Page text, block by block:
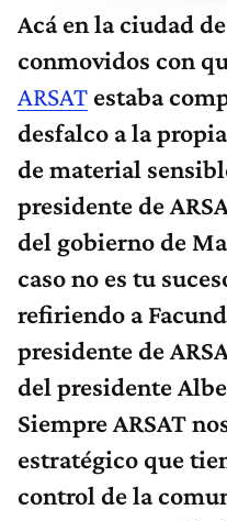
conmovidos con
ARSATestaba
desfalco a la
de material
presidente de
del gobierno de
caso no es tu
refiriendo a
presidente de
del presidente
Siempre ARSAT
estratégico que
control de la
aparecen